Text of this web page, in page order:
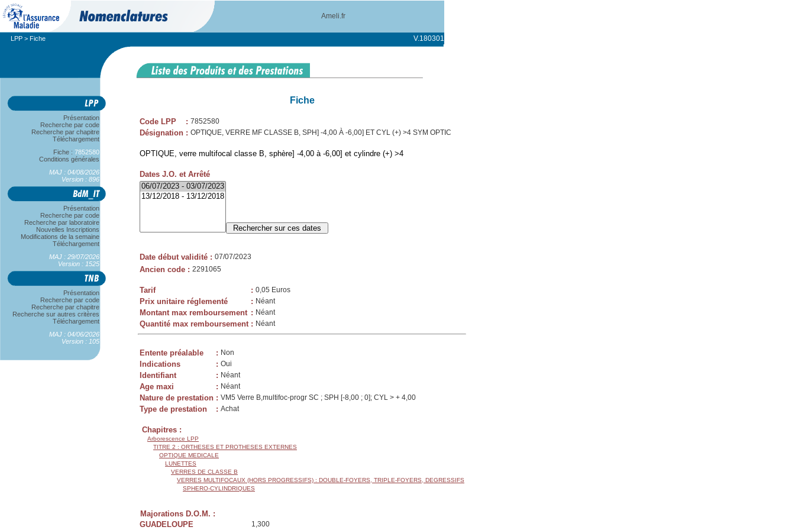
Ameli.fr
LPP > Fiche V.180301
Présentation
Recherche par code
Recherche par chapitre
Téléchargement
Fiche : 7852580
Conditions générales
MAJ : 04/08/2026
Version : 896
Présentation
Recherche par code
Recherche par laboratoire
Nouvelles Inscriptions
Modifications de la semaine
Téléchargement
MAJ : 29/07/2026
Version : 1525
Présentation
Recherche par code
Recherche par chapitre
Recherche sur autres critères
Téléchargement
MAJ : 04/06/2026
Version : 105
Fiche
Code LPP : 7852580
Désignation : OPTIQUE, VERRE MF CLASSE B, SPH] -4,00 À -6,00] ET CYL (+) >4 SYM OPTIC
OPTIQUE, verre multifocal classe B, sphère] -4,00 à -6,00] et cylindre (+) >4
Dates J.O. et Arrêté
Date début validité : 07/07/2023
Ancien code : 2291065
Tarif : 0,05 Euros
Prix unitaire réglementé : Néant
Montant max remboursement : Néant
Quantité max remboursement : Néant
Entente préalable : Non
Indications : Oui
Identifiant : Néant
Age maxi : Néant
Nature de prestation : VM5 Verre B,multifoc-progr SC ; SPH [-8,00 ; 0]; CYL > + 4,00
Type de prestation : Achat
Chapitres :
Arborescence LPP
TITRE 2 : ORTHESES ET PROTHESES EXTERNES
OPTIQUE MEDICALE
LUNETTES
VERRES DE CLASSE B
VERRES MULTIFOCAUX (HORS PROGRESSIFS) : DOUBLE-FOYERS, TRIPLE-FOYERS, DEGRESSIFS
SPHERO-CYLINDRIQUES
Majorations D.O.M. :
GUADELOUPE
1,300